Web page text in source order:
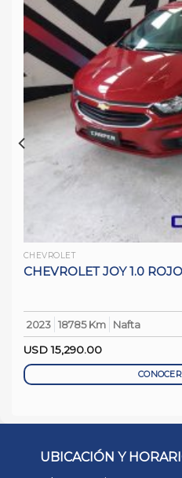
CHEVROLET
CHEVROLET JOY 1.0 ROJO
2023 18785 Km
Nafta
USD15,290.00
UBICACIÓN Y